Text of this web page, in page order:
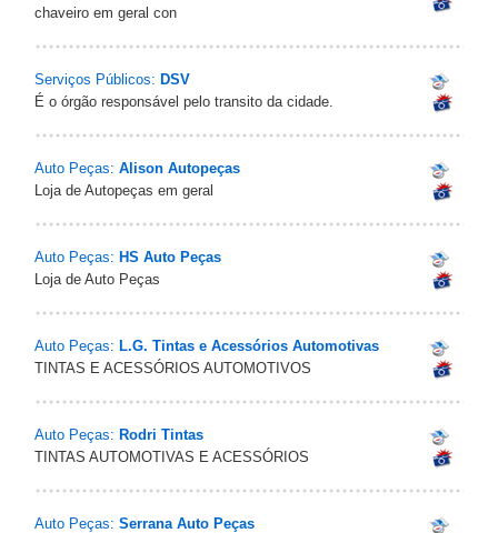
chaveiro em geral con
Serviços Públicos: DSV
É o órgão responsável pelo transito da cidade.
Auto Peças: Alison Autopeças
Loja de Autopeças em geral
Auto Peças: HS Auto Peças
Loja de Auto Peças
Auto Peças: L.G. Tintas e Acessórios Automotivas
TINTAS E ACESSÓRIOS AUTOMOTIVOS
Auto Peças: Rodri Tintas
TINTAS AUTOMOTIVAS E ACESSÓRIOS
Auto Peças: Serrana Auto Peças